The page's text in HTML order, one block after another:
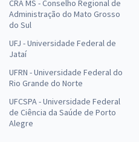
CRA MS - Conselho Regional de
Administração do Mato Grosso
do Sul
UFJ - Universidade Federal de
Jataí
UFRN - Universidade Federal do
Rio Grande do Norte
UFCSPA - Universidade Federal
de Ciência da Saúde de Porto
Alegre